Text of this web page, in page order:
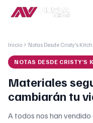
Inicio Notas Desde Cristy’s
NOTAS DESDE CRISTY’S
Materiales
cambiarán tu
A todos nos han